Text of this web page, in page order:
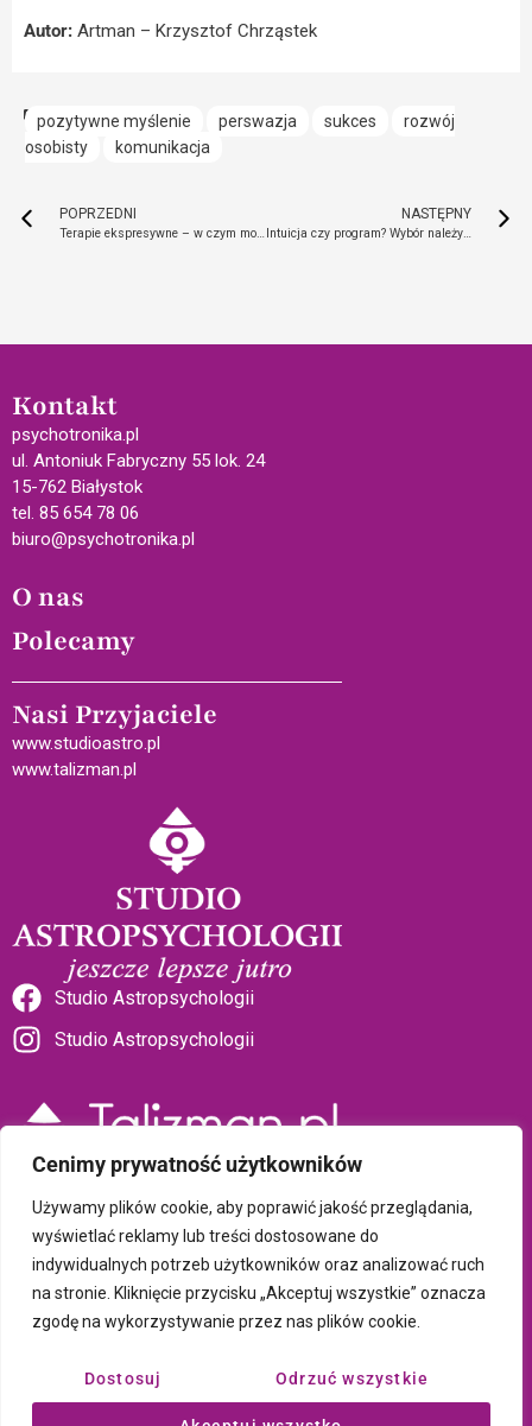
Cenimy prywatność użytkowników
Używamy plików cookie, aby poprawić jakość przeglądania,
wyświetlać reklamy lub treści dostosowane do
indywidualnych potrzeb użytkowników oraz analizować ruch
na stronie. Kliknięcie przycisku „Akceptuj wszystkie” oznacza
zgodę na wykorzystywanie przez nas plików cookie.
Dostosuj Odrzuć wszystkie
Autor: Artman – Krzysztof Chrząstek
pozytywne myślenie perswazja sukces
rozwój
osobisty
komunikacja
POPRZEDNI
Terapie ekspresywne – w czym może pomóc taniec, sztuka i praca z głosem
NASTĘPNY
Intuicja czy program? Wybór należy do Ciebie
Kontakt
psychotronika.pl
ul. Antoniuk Fabryczny 55 lok. 24
15-762 Białystok
tel. 85 654 78 06
biuro@psychotronika.pl
O nas
Polecamy
Nasi Przyjaciele
www.studioastro.pl
www.talizman.pl
Studio Astropsychologii
Studio Astropsychologii
Sklep Talizman
Polityka prywatności i plików cookie
Wykonanie: ComputerSoft